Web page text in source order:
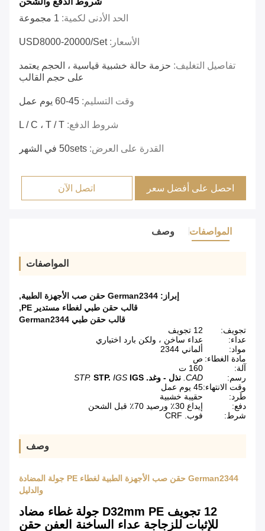
الحد الأدنى لكمية: 1 مجموعة
الأسعار:USD8000-20000/set
تفاصيل التغليف: حزمة حالة خشبية قياسية ، الحجم يعتمد
على حجم القالب
وقت التسليم: 45-60 يوم عمل
شروط الدفع: L / C ، T / T
القدرة على العرض: 50sets في الشهر
احصل على أفضل سعر اتصل الآن
المواصفات وصف
المواصفات
إبراز: German2344 حقن صب الأجهزة الطبية
,
قالب حقن طبي لغطاء مستدير PE
,
قالب حقن طبي German2344
تجويف:
12 تجويف
عداء:
عداء ساخن ، ولكن بارد اختياري
مواد:
ألماني 2344
مادة الغطاء: ص
آلة:
160 ت
رسم:
CAD. نذل - وغد. STP. STP. IGS IGS
وقت الانتهاء:45 يوم عمل
طَرد:
حقيبة خشبية
دفع:
إيداع 30٪ ورصيد 70٪ قبل الشحن
شرط:
فوب. CRF
وصف
German2344 حقن صب الأجهزة الطبية لغطاء PE جولة المضادة
والدليل
12 تجويف D32mm PE جولة غطاء مضاد
للإثبات للزجاجة عداء الساخنة العفن حقن